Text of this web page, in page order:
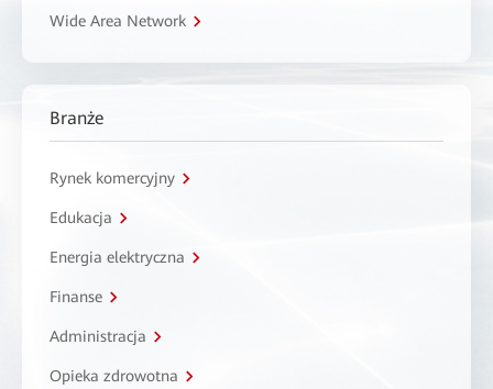
Wide Area Network
Branże
Rynek komercyjny
Edukacja
Energia elektryczna
Finanse
Administracja
Opieka zdrowotna